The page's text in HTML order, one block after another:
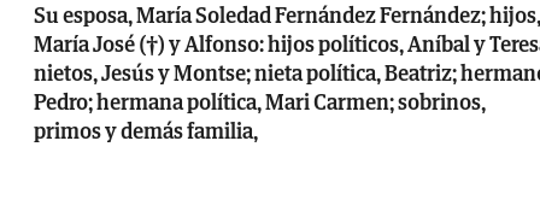
Su esposa, María Soledad Fernández Fernández; hijos,
María José (†) y Alfonso: hijos políticos, Aníbal y
nietos, Jesús y Montse; nieta política, Beatriz;
Pedro; hermana política, Mari Carmen; sobrinos,
primos y demás familia,